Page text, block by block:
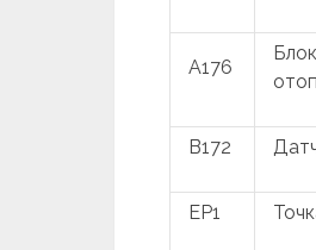
A176
B172
EP1